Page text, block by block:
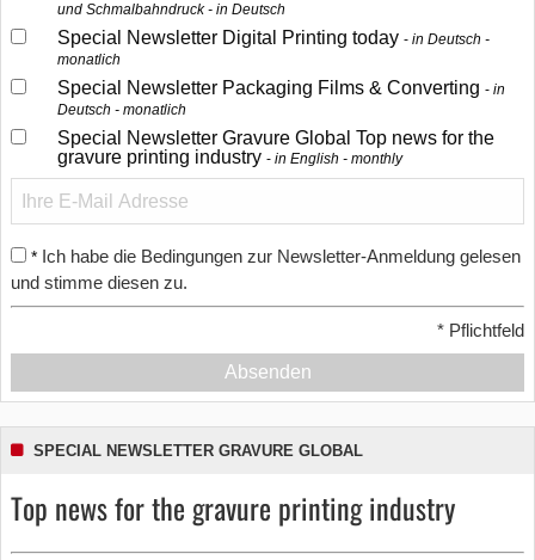
und Schmalbahndruck - in Deutsch
Special Newsletter Digital Printing today
in Deutsch -
monatlich
Special Newsletter Packaging Films & Converting
in
Deutsch - monatlich
Special Newsletter Gravure Global Top news for the
gravure printing industry
in English - monthly
* Ich habe die Bedingungen zur Newsletter-Anmeldung gelesen
und stimme diesen zu.
* Pflichtfeld
Absenden
SPECIAL NEWSLETTER GRAVURE GLOBAL
Top news for the gravure printing industry